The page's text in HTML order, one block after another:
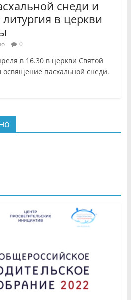
снеди и
в церкви
0
в 16.30 в церкви Святой
пасхальной снеди.